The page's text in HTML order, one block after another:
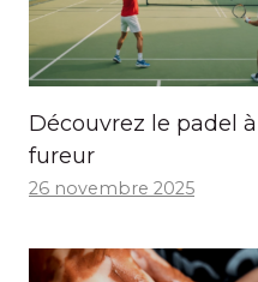
Découvrez le padel
fureur
26 novembre 2025